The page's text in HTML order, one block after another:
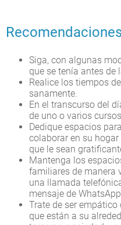
Siga, con algunas
que se tenía antes de
Realice los tiempos
sanamente.
En el transcurso del
de uno o varios
Dedique espacios
colaborar en su
que le sean
Mantenga los
familiares de manera
una llamada
mensaje de
Trate de ser
que están a su